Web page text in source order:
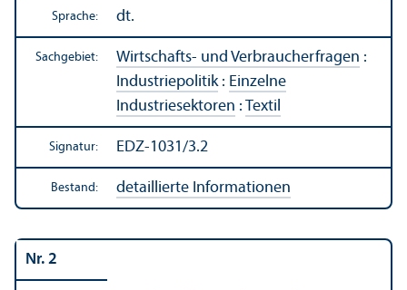
Sprache: dt.
Sachgebiet: Wirtschafts- und Verbraucherfragen :
Industriepolitik: Einzelne
Industriesektoren : Textil
Signatur: EDZ-1031/3.2
Bestand: detaillierte Informationen
Nr. 2